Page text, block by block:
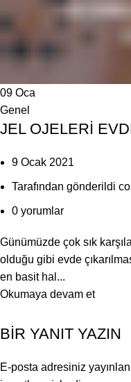
09 Oca
Genel
JEL OJELERİ
9 Ocak 2021
Tarafından gönderildi
0 yorumlar
Günümüzde çok sık
olduğu gibi evde
en basit hal...
Okumaya devam et
BIR YANIT YAZIN
E-posta adresiniz